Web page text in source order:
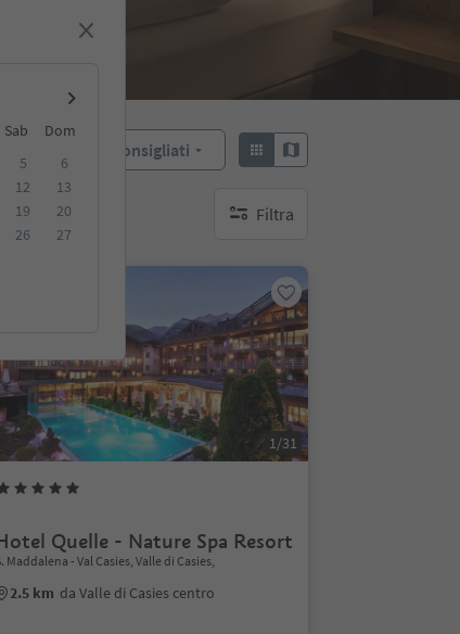
Sab
Dom
5
6
12
13
19
20
26
27
Consigliati
Filtra
nessun filtro attivo
1/31
Quelle - Nature Spa Resort
Maddalena - Val Casies, Valle di Casies,
2.5 km da Valle di Casies centro